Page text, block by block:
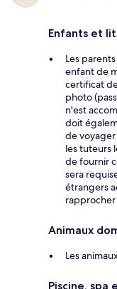
Enfants et
Les
enfant de
certificat
photo
n'est
doit
de
les tuteurs
de fournir
sera
étrangers
Animaux
Les
Piscine, spa